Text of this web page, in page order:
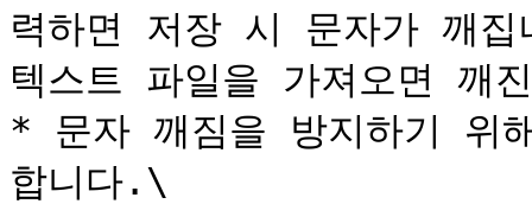
력하면 저장 시 문자가 깨
텍스트 파일을 가져오면 깨
* 문자 깨짐을 방지하기 위
합니다.\